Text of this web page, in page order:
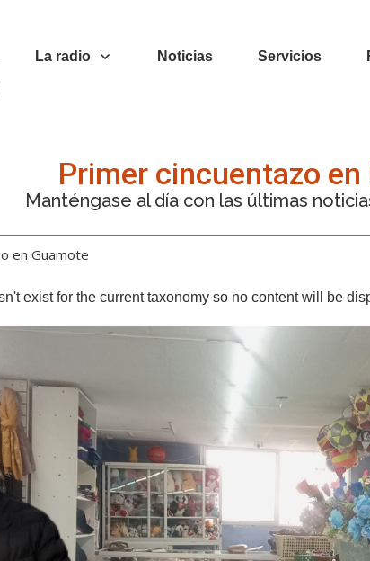
La radio Noticias Servicios
Primer cincuentazo en
Manténgase al día con las últimas
en Guamote
exist for the current taxonomy so no content will be